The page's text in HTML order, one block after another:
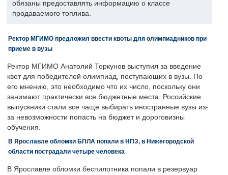
обязаны предоставлять информацию о классе
продаваемого топлива.
Ректор МГИМО предложил ввести квоты для олимпиадников при
приеме в вузы
Ректор МГИМО Анатолий Торкунов выступил за введение
квот для победителей олимпиад, поступающих в вузы. По
его мнению, это необходимо что их число, поскольку они
занимают практически все бюджетные места. Российские
выпускники стали все чаще выбирать иностранные вузы из-
за невозможности попасть на бюджет и дороговизны
обучения.
В Ярославле обломки БПЛА попали в НПЗ, в Нижегородской
области пострадали четыре человека
В Ярославле обломки беспилотника попали в резервуар